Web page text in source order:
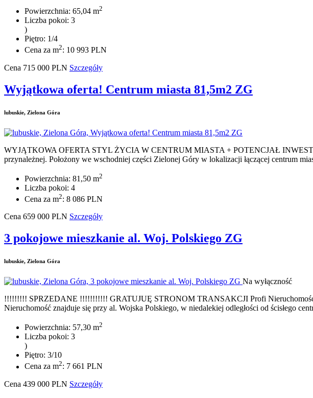
Powierzchnia: 65,04 m2
Liczba pokoi: 3
)
Piętro: 1/4
Cena za m2: 10 993 PLN
Cena 715 000 PLN Szczegóły
Wyjątkowa oferta! Centrum miasta 81,5m2 ZG
lubuskie, Zielona Góra
WYJĄTKOWA OFERTA STYL ŻYCIA W CENTRUM MIASTA + POTENCJAŁ
przynależnej. Położony we wschodniej części Zielonej Góry w lokalizacji łączącej centrum
Powierzchnia: 81,50 m2
Liczba pokoi: 4
Cena za m2: 8 086 PLN
Cena 659 000 PLN Szczegóły
3 pokojowe mieszkanie al. Woj. Polskiego ZG
lubuskie, Zielona Góra
Na wyłączność
!!!!!!!!! SPRZEDANE !!!!!!!!!!! GRATUJUĘ STRONOM TRANSAKCJI Profi
Nieruchomość znajduje się przy al. Wojska Polskiego, w niedalekiej odległości od ścisłego
Powierzchnia: 57,30 m2
Liczba pokoi: 3
)
Piętro: 3/10
Cena za m2: 7 661 PLN
Cena 439 000 PLN Szczegóły